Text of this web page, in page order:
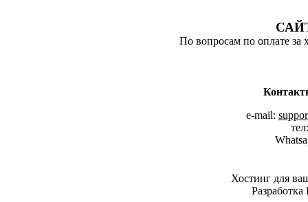
По вопросам по оплате за
e-mail:
Хостинг для